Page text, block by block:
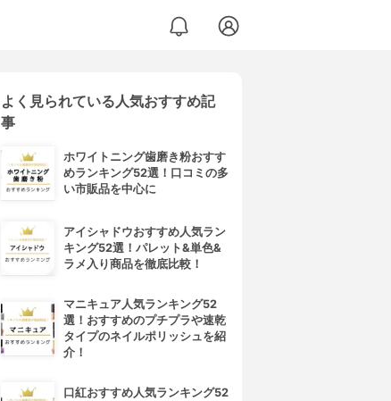
よく見られている人気おすすめ記
事
ホワイトニング歯磨き粉おすす
めランキング52選！口コミの多
い市販品を中心に
アイシャドウおすすめ人気ラン
キング52選！パレット&単色&
ラメ入り商品を徹底比較！
マニキュア人気ランキング52
選！おすすめのプチプラや速乾
タイプのネイルポリッシュを紹
介！
口紅おすすめ人気ランキング52